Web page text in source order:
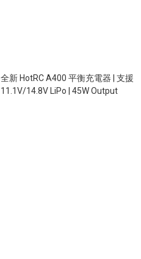
全新 HotRC A400 平衡充電器 | 支援
11.1V/14.8V LiPo | 45W Output